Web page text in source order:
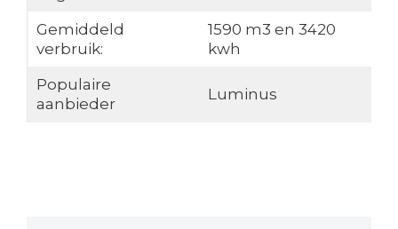
Gemiddeld
verbruik:
1590 m3 en 3420
kwh
Populaire
aanbieder
Luminus